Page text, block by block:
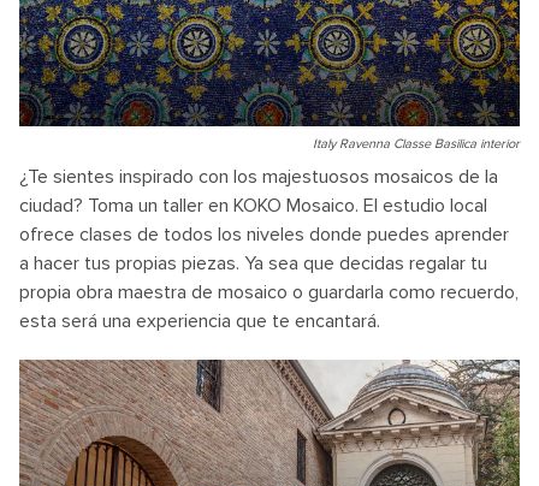
Italy Ravenna Classe Basilica interior
¿Te sientes inspirado con los majestuosos mosaicos de la
ciudad? Toma un taller en KOKO Mosaico. El estudio local
ofrece clases de todos los niveles donde puedes aprender
a hacer tus propias piezas. Ya sea que decidas regalar tu
propia obra maestra de mosaico o guardarla como recuerdo,
esta será una experiencia que te encantará.